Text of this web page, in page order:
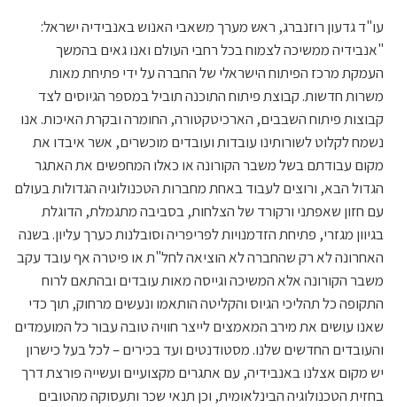
עו"ד גדעון רוזנברג, ראש מערך משאבי האנוש באנבידיה ישראל:
"אנבידיה ממשיכה לצמוח בכל רחבי העולם ואנו גאים בהמשך
העמקת מרכז הפיתוח הישראלי של החברה על ידי פתיחת מאות
משרות חדשות. קבוצת פיתוח התוכנה תוביל במספר הגיוסים לצד
קבוצות פיתוח השבבים, הארכיטקטורה, החומרה ובקרת האיכות. אנו
נשמח לקלוט לשורותינו עובדות ועובדים מוכשרים, אשר איבדו את
מקום עבודתם בשל משבר הקורונה או כאלו המחפשים את האתגר
הגדול הבא, ורוצים לעבוד באחת מחברות הטכנולוגיה הגדולות בעולם
עם חזון שאפתני ורקורד של הצלחות, בסביבה מתגמלת, הדוגלת
בגיוון מגזרי, פתיחת הזדמנויות לפריפריה וסובלנות כערך עליון. בשנה
האחרונה לא רק שהחברה לא הוציאה לחל"ת או פיטרה אף עובד עקב
משבר הקורונה אלא המשיכה וגייסה מאות עובדים ובהתאם לרוח
התקופה כל תהליכי הגיוס והקליטה הותאמו ונעשים מרחוק, תוך כדי
שאנו עושים את מירב המאמצים לייצר חוויה טובה עבור כל המועמדים
והעובדים החדשים שלנו. מסטודנטים ועד בכירים – לכל בעל כישרון
יש מקום אצלנו באנבידיה, עם אתגרים מקצועיים ועשייה פורצת דרך
בחזית הטכנולוגיה הבינלאומית, וכן תנאי שכר ותעסוקה מהטובים